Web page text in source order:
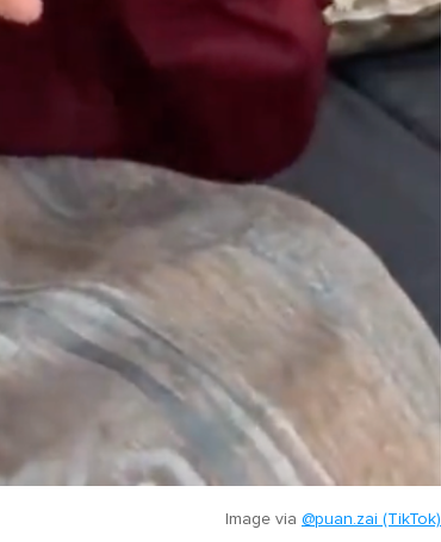
Image via @puan.zai (TikTok)